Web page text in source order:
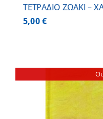
ΤΕΤΡΑΔΙΟ ΖΩΑΚΙ –
5,00€